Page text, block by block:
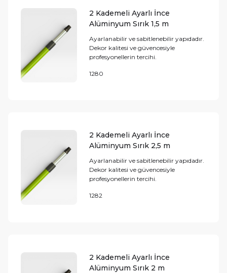
2 Kademeli Ayarlı İnce
Alüminyum Sırık 1,5 m
Ayarlanabilir ve sabitlenebilir yapıdadır.
Dekor kalitesi ve güvencesiyle
profesyonellerin tercihi.
1280
2 Kademeli Ayarlı İnce
Alüminyum Sırık 2,5 m
Ayarlanabilir ve sabitlenebilir yapıdadır.
Dekor kalitesi ve güvencesiyle
profesyonellerin tercihi.
1282
2 Kademeli Ayarlı İnce
Alüminyum Sırık 2 m